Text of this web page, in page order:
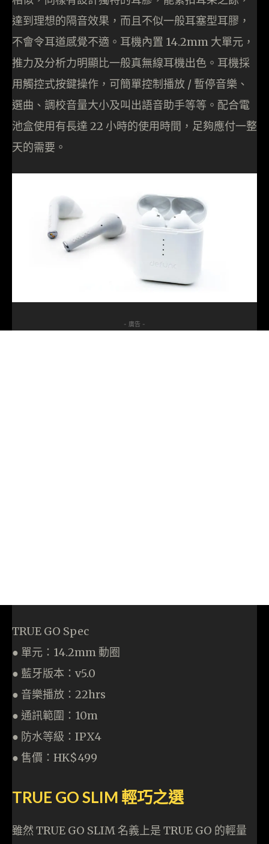
達到理想的隔音效果，而且不似一般耳塞型耳膠，
不會令耳道感覺不適。耳機內置 14.2mm 大單元，
推力及分析力明顯比一般真無線耳機出色。耳機採
用觸控式按鍵操作，可簡單控制播放 / 暫停音樂、
選曲、調校音量大小及叫出語音助手等等。配合電
池盒使用有長達 22 小時的使用時間，足夠應付一整
天的需要。
- 廣告 -
TRUE GO Spec
● 單元：14.2mm 動圈
● 藍牙版本：v5.0
● 音樂播放：22hrs
● 通訊範圍：10m
● 防水等級：IPX4
● 售價：HK$499
TRUE GO SLIM 輕巧之選
雖然 TRUE GO SLIM 名義上是 TRUE GO 的輕量